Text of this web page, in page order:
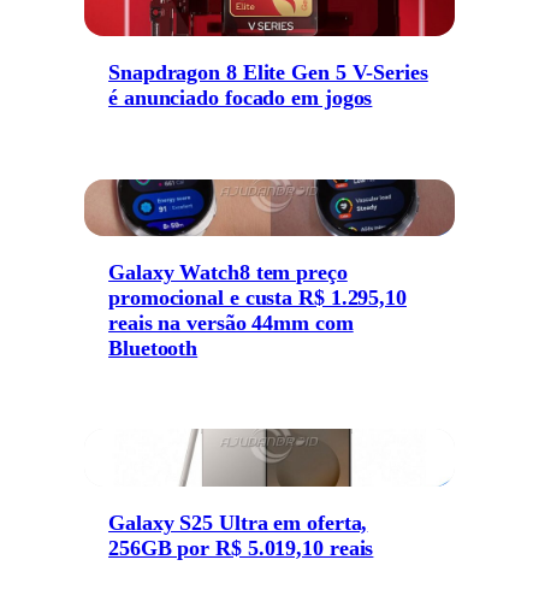
Snapdragon 8 Elite Gen 5 V-Series
é anunciado focado em jogos
Galaxy Watch8 tem preço
promocional e custa R$ 1.295,10
reais na versão 44mm com
Bluetooth
Galaxy S25 Ultra em oferta,
256GB por R$ 5.019,10 reais